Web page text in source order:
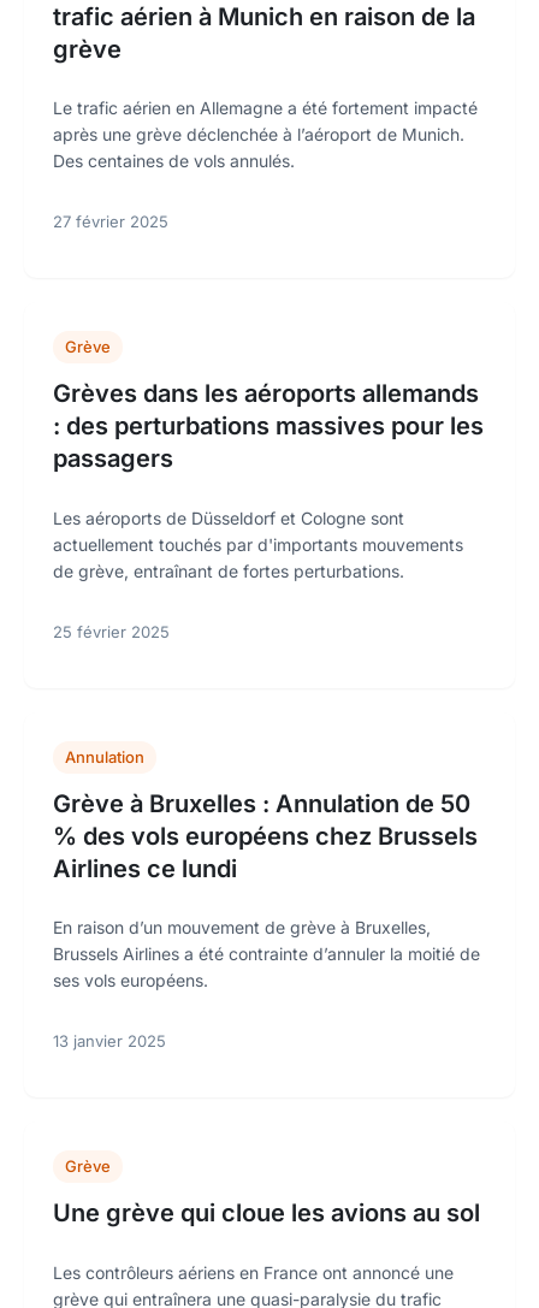
trafic aérien à Munich en raison de la
grève
Le trafic aérien en Allemagne a été fortement impacté
après une grève déclenchée à l’aéroport de Munich.
Des centaines de vols annulés.
27 février 2025
Grève
Grèves dans les aéroports allemands
: des perturbations massives pour les
passagers
Les aéroports de Düsseldorf et Cologne sont
actuellement touchés par d'importants mouvements
de grève, entraînant de fortes perturbations.
25 février 2025
Annulation
Grève à Bruxelles : Annulation de 50
% des vols européens chez Brussels
Airlines ce lundi
En raison d’un mouvement de grève à Bruxelles,
Brussels Airlines a été contrainte d’annuler la moitié de
ses vols européens.
13 janvier 2025
Grève
Une grève qui cloue les avions au sol
Les contrôleurs aériens en France ont annoncé une
grève qui entraînera une quasi-paralysie du trafic